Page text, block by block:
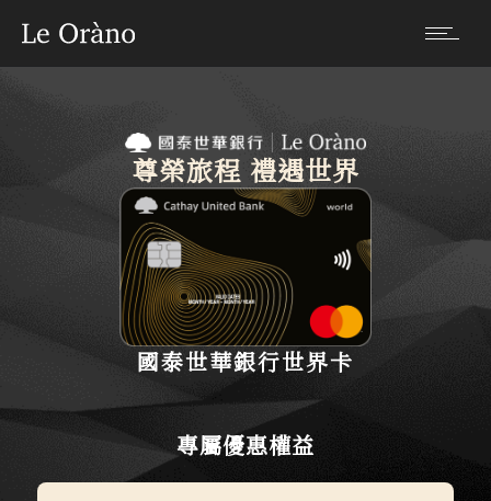
尊榮旅程 禮遇世界
國泰世華銀行世界卡
專屬優惠權益